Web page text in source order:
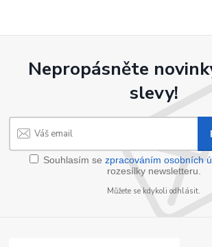
Nepropásněte
slevy!
Souhlasím se zpracováním osobních
rozesílky newsletteru.
Můžete se kdykoli odhlásit.